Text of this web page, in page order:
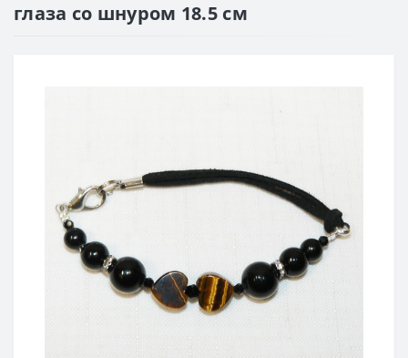
глаза со шнуром 18.5 см